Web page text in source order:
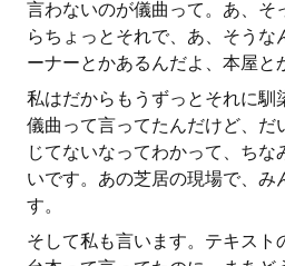
言わないのが儀曲って。あ、そ
らちょっとそれで、あ、そうな
ーナーとかあるんだよ、本屋と
私はだからもうずっとそれに馴
儀曲って言ってたんだけど、だ
じてないなってわかって、ちな
いです。あの芝居の現場で、み
す。
そして私も言います。テキスト